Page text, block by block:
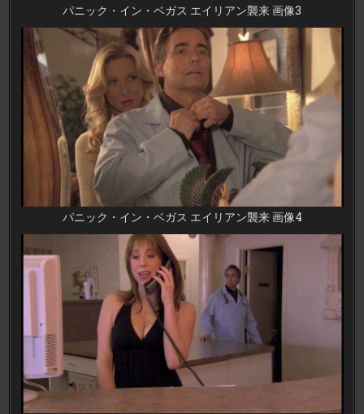
パニック・イン・ベガス エイリアン襲来 画像3
パニック・イン・ベガス エイリアン襲来 画像4